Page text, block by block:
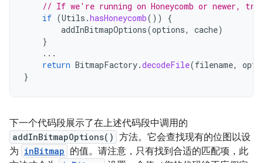
// If we're running on Honeycomb or newer,
if (Utils .hasHoneycomb())
{
addInBitmapOptions(options, cache)
}
...
return BitmapFactory.decodeFile(filename,
}
下一个代码段展示了在上述代码段中调用的
addInBitmapOptions() 方法。它会查找现有的位图以设
为 inBitmap 的值。请注意，只有找到合适的匹配项，此